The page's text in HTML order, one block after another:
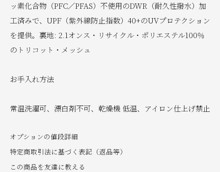
ッ素化合物（PFC／PFAS）不使用のDWR（耐久性撥水）加
工済みで、UPF（紫外線防止指数）40+のUVプロテクション
を提供。裏地: 2.1オンス・リサイクル・ポリエステル100％
のトリコット・メッシュ
お手入れ方法
常温洗濯可、漂白剤不可、乾燥機 低温、アイロン仕上げ禁止
オプションの値段詳細
特定商取引法に基づく表記（返品等）
この商品を友達に教える